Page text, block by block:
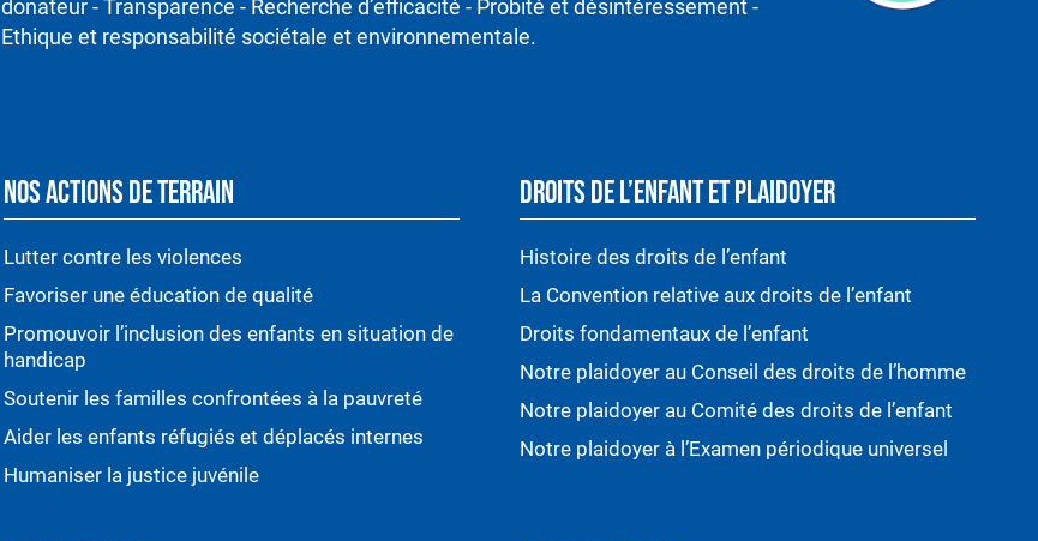
donateur - Transparence - Recherche d’efficacité - Probité et désintéressement -
Ethique et responsabilité sociétale et environnementale.
NOS ACTIONS DE TERRAIN
Lutter contre les violences
Favoriser une éducation de qualité
Promouvoir l’inclusion des enfants en situation de
handicap
Soutenir les familles confrontées à la pauvreté
Aider les enfants réfugiés et déplacés internes
Humaniser la justice juvénile
DROITS DE L’ENFANT ET PLAIDOYER
Histoire des droits de l’enfant
La Convention relative aux droits de l’enfant
Droits fondamentaux de l’enfant
Notre plaidoyer au Conseil des droits de l’homme
Notre plaidoyer au Comité des droits de l’enfant
Notre plaidoyer à l’Examen périodique universel